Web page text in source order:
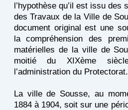
l’hypothèse qu’il est issu des
des Travaux de la Ville de
document original est une
la compréhension des
matérielles de la ville de
moitié du XIXème
l’administration du Protectorat.
La ville de Sousse, au
1884 à 1904, soit sur une